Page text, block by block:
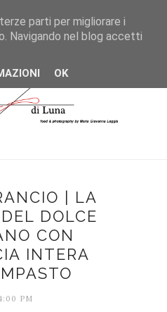
| LA
DOLCE
CON
INTERA
PM
parti per migliorare i
Navigando nel blog accetti
OK